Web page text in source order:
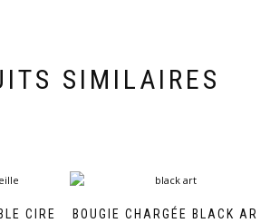
SIMILAIRES
CIRE
BOUGIE CHARGÉE BLACK ART